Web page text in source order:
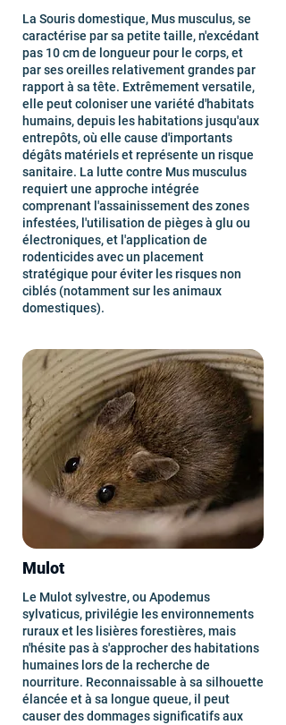
La Souris domestique, Mus musculus, se
caractérise par sa petite taille, n'excédant
pas 10 cm de longueur pour le corps, et
par ses oreilles relativement grandes par
rapport à sa tête. Extrêmement versatile,
elle peut coloniser une variété d'habitats
humains, depuis les habitations jusqu'aux
entrepôts, où elle cause d'importants
dégâts matériels et représente un risque
sanitaire. La lutte contre Mus musculus
requiert une approche intégrée
comprenant l'assainissement des zones
infestées, l'utilisation de pièges à glu ou
électroniques, et l'application de
rodenticides avec un placement
stratégique pour éviter les risques non
ciblés (notamment sur les animaux
domestiques).
Mulot
Le Mulot sylvestre, ou Apodemus
sylvaticus, privilégie les environnements
ruraux et les lisières forestières, mais
n'hésite pas à s'approcher des habitations
humaines lors de la recherche de
nourriture. Reconnaissable à sa silhouette
élancée et à sa longue queue, il peut
causer des dommages significatifs aux